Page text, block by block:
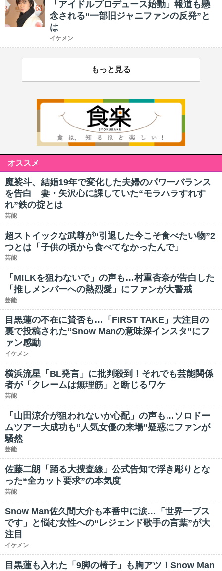
「アイドルプロデュース始動」報道も懸
念される“一部旧ジャニファンの反発”と
は
イケメン
もっと見る
オススメ
魔裟斗、結婚19年で変化した夫婦のパワーバランス
を告白 妻・矢沢心に課していた“モラハラすれす
れ”鉄の掟とは
芸能
超ストイックな武尊が“引退した今こそ食べたい物”2
つとは「子供の頃から食べてなかったんで」
芸能
「M!LKを狙わないで」の声も…村重杏奈が告白した
「推しメンバーへの熱烈愛」にファンが大警戒
芸能
目黒蓮の不在に賛否も…「FIRST TAKE」大注目の
裏で投稿された“Snow Manの意味深インスタ”にフ
ァン感動
イケメン
横浜流星「BL発言」に批判殺到！それでも芸能関係
者が「クレームは無理筋」と断じるワケ
芸能
「山田涼介が狙われないか心配」の声も…ソロドー
ムツアー大成功も“人気女優の来場”疑惑にファンが
騒然
芸能
佐藤二朗「踊る大捜査線」公式告知で浮き彫りとな
った“全カット要求”の本気度
芸能
Snow Man佐久間大介も本番中に涙…「世界一ブス
です」と悩む女性への“レジェンド歌手の言葉”が大
注目
イケメン
目黒蓮も入れた「9脚の椅子」も胸アツ！Snow Man